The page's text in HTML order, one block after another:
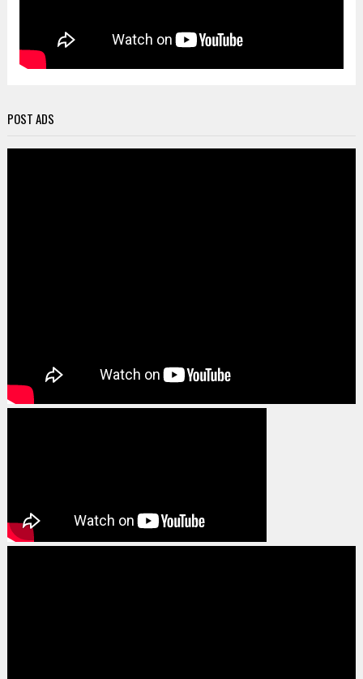
POST ADS